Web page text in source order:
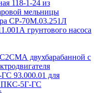
118-1-24 из
мельницы
СР-70М.03.251Л
грунтового насоса
двухбарабанной с
93.000.01 для
ПКС-5Г-ГС